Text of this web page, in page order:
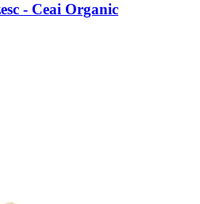
- Ceai Organic